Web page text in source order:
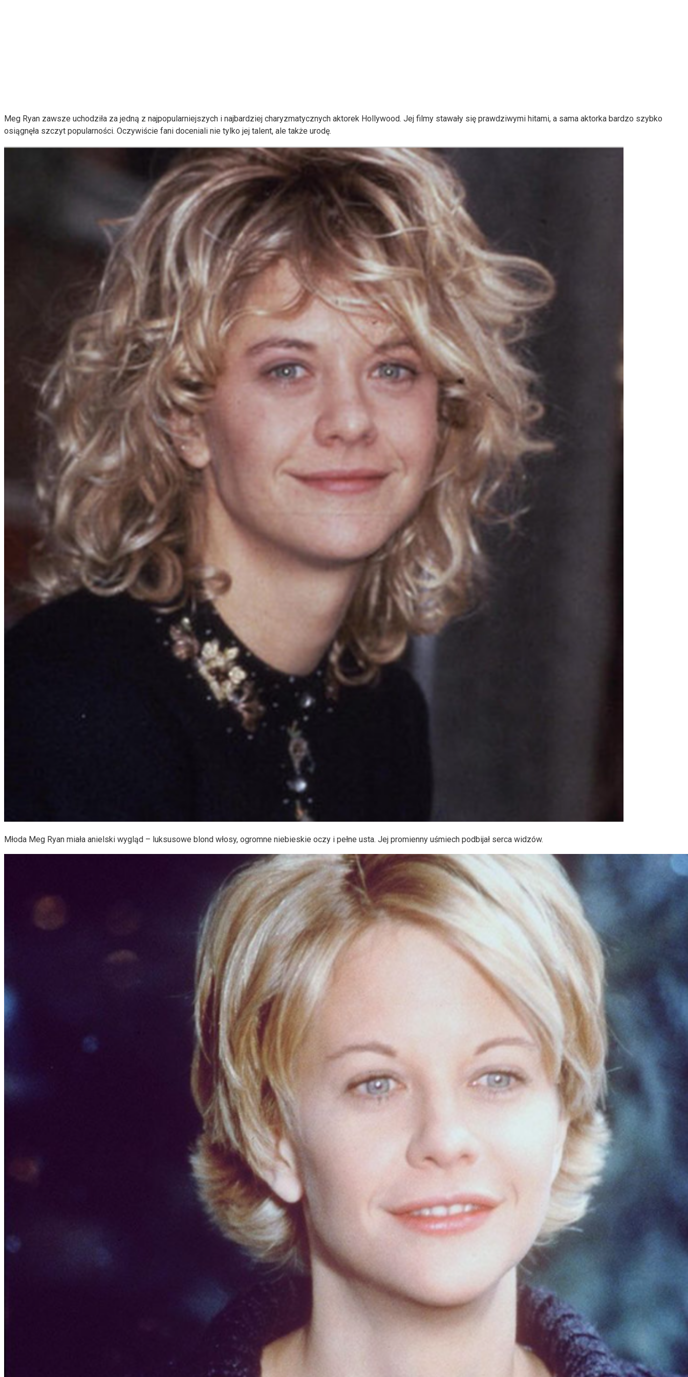
Meg Ryan zawsze uchodziła za jedną z najpopularniejszych i najbardziej charyzmatycznych aktorek Hollywood. Jej filmy stawały się prawdziwymi hitami, a sama aktorka bardzo szybko
osiągnęła szczyt popularności. Oczywiście fani doceniali nie tylko jej talent, ale także urodę.
Młoda Meg Ryan miała anielski wygląd – luksusowe blond włosy, ogromne niebieskie oczy i pełne usta. Jej promienny uśmiech podbijał serca widzów.